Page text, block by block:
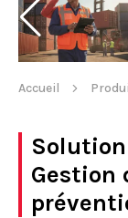
Accueil
Gestion